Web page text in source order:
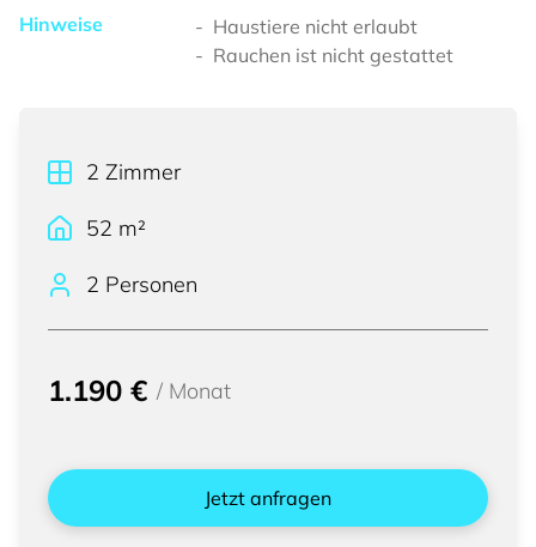
Hinweise
Haustiere nicht erlaubt
Rauchen ist nicht gestattet
2 Zimmer
52 m²
2 Personen
1.190 € / Monat
Jetzt anfragen